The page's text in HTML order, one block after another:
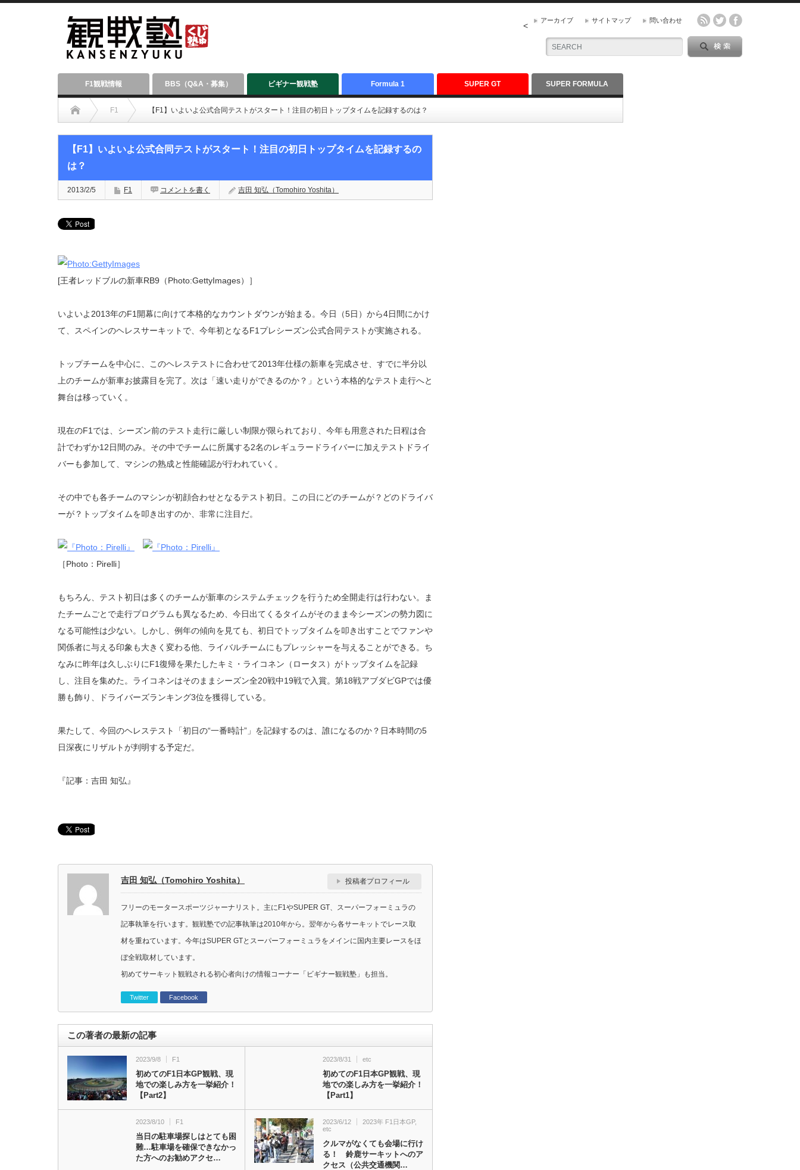
アーカイブ サイトマップ 問い合わせ
<
F1観戦情報 BBS（Q&A・募集） ビギナー観戦塾 Formula 1 SUPER GT SUPER FORMULA
F1 【F1】いよいよ公式合同テストがスタート！注目の初日トップタイムを記録するのは？
【F1】いよいよ公式合同テストがスタート！注目の初日トップタイムを記録するの
は？
2013/2/5 F1 コメントを書く 吉田 知弘（Tomohiro Yoshita）
[王者レッドブルの新車RB9（Photo:GettyImages）］
いよいよ2013年のF1開幕に向けて本格的なカウントダウンが始まる。今日（5日）から4日間にかけ
て、スペインのヘレスサーキットで、今年初となるF1プレシーズン公式合同テストが実施される。
トップチームを中心に、このヘレステストに合わせて2013年仕様の新車を完成させ、すでに半分以
上のチームが新車お披露目を完了。次は「速い走りができるのか？」という本格的なテスト走行へと
舞台は移っていく。
現在のF1では、シーズン前のテスト走行に厳しい制限が限られており、今年も用意された日程は合
計でわずか12日間のみ。その中でチームに所属する2名のレギュラードライバーに加えテストドライ
バーも参加して、マシンの熟成と性能確認が行われていく。
その中でも各チームのマシンが初顔合わせとなるテスト初日。この日にどのチームが？どのドライバ
ーが？トップタイムを叩き出すのか、非常に注目だ。
［Photo：Pirelli］
もちろん、テスト初日は多くのチームが新車のシステムチェックを行うため全開走行は行わない。ま
たチームごとで走行プログラムも異なるため、今日出てくるタイムがそのまま今シーズンの勢力図に
なる可能性は少ない。しかし、例年の傾向を見ても、初日でトップタイムを叩き出すことでファンや
関係者に与える印象も大きく変わる他、ライバルチームにもプレッシャーを与えることができる。ち
なみに昨年は久しぶりにF1復帰を果たしたキミ・ライコネン（ロータス）がトップタイムを記録
し、注目を集めた。ライコネンはそのままシーズン全20戦中19戦で入賞。第18戦アブダビGPでは優
勝も飾り、ドライバーズランキング3位を獲得している。
果たして、今回のヘレステスト「初日の“一番時計”」を記録するのは、誰になるのか？日本時間の5
日深夜にリザルトが判明する予定だ。
『記事：吉田 知弘』
吉田 知弘（Tomohiro Yoshita） 投稿者プロフィール
フリーのモータースポーツジャーナリスト。主にF1やSUPER GT、スーパーフォーミュラの
記事執筆を行います。観戦塾での記事執筆は2010年から。翌年から各サーキットでレース取
材を重ねています。今年はSUPER GTとスーパーフォーミュラをメインに国内主要レースをほ
ぼ全戦取材しています。
初めてサーキット観戦される初心者向けの情報コーナー「ビギナー観戦塾」も担当。
Twitter Facebook
この著者の最新の記事
2023/9/8 F1
初めてのF1日本GP観戦、現
地での楽しみ方を一挙紹介！
【Part2】
2023/8/31 etc
初めてのF1日本GP観戦、現
地での楽しみ方を一挙紹介！
【Part1】
2023/8/10 F1
当日の駐車場探しはとても困
難…駐車場を確保できなかっ
た方へのお勧めアクセ…
2023/6/12 2023年 F1日本GP,
etc
クルマがなくても会場に行け
る！ 鈴鹿サーキットへのア
クセス（公共交通機関…